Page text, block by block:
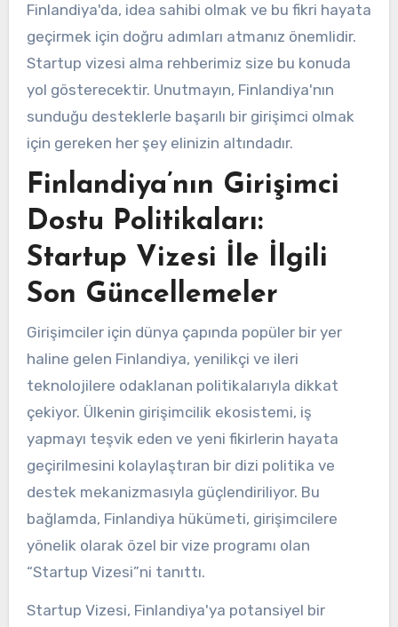
Finlandiya'da, idea sahibi olmak ve bu fikri hayata
geçirmek için doğru adımları atmanız önemlidir.
Startup vizesi alma rehberimiz size bu konuda
yol gösterecektir. Unutmayın, Finlandiya'nın
sunduğu desteklerle başarılı bir girişimci olmak
için gereken her şey elinizin altındadır.
Finlandiya’nın Girişimci
Dostu Politikaları:
Startup Vizesi İle İlgili
Son Güncellemeler
Girişimciler için dünya çapında popüler bir yer
haline gelen Finlandiya, yenilikçi ve ileri
teknolojilere odaklanan politikalarıyla dikkat
çekiyor. Ülkenin girişimcilik ekosistemi, iş
yapmayı teşvik eden ve yeni fikirlerin hayata
geçirilmesini kolaylaştıran bir dizi politika ve
destek mekanizmasıyla güçlendiriliyor. Bu
bağlamda, Finlandiya hükümeti, girişimcilere
yönelik olarak özel bir vize programı olan
“Startup Vizesi”ni tanıttı.
Startup Vizesi, Finlandiya'ya potansiyel bir